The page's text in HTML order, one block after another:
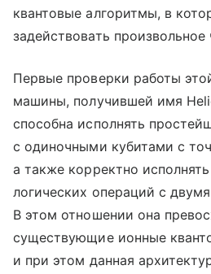
квантовые алгоритмы, в
задействовать произвольное
Первые проверки работы
машины, получившей имя
способна исполнять
с одиночными кубитами с
а также корректно
логических операций с
В этом отношении она
существующие ионные
и при этом данная